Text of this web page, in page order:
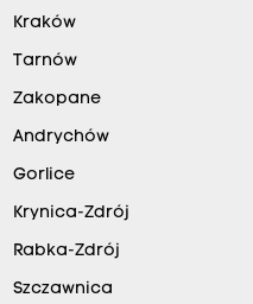
Kraków
Tarnów
Zakopane
Andrychów
Gorlice
Krynica-Zdrój
Rabka-Zdrój
Szczawnica